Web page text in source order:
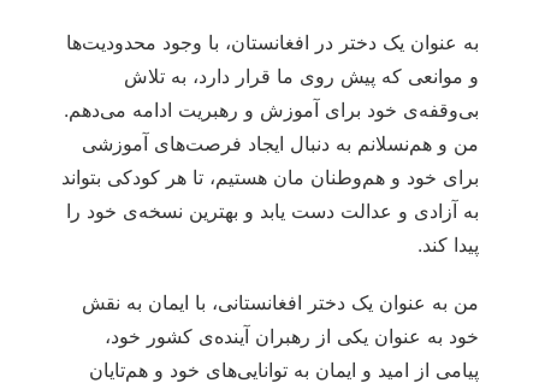
به عنوان یک دختر در افغانستان، با وجود محدودیت‌ها
و موانعی که پیش روی ما قرار دارد، به تلاش
بی‌وقفه‌ی خود برای آموزش و رهبریت ادامه می‌دهم.
من و هم‌نسلانم به دنبال ایجاد فرصت‌های آموزشی
برای خود و هم‌وطنان مان هستیم، تا هر کودکی بتواند
به آزادی و عدالت دست یابد و بهترین نسخه‌ی خود را
پیدا کند.
من به عنوان یک دختر افغانستانی، با ایمان به نقش
خود به عنوان یکی از رهبران آینده‌ی کشور خود،
پیامی‌ از امید و ایمان به توانایی‌های خود و هم‌تایان